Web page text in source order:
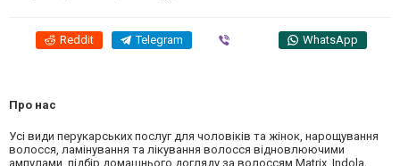
Reddit Telegram WhatsApp
Про нас
Усі види перукарських послуг для чоловіків та жінок, нарощування
волосся, ламінування та лікування волосся відновлюючими
ампулами, підбір домашнього догляду за волоссям Мatrix, Indola,